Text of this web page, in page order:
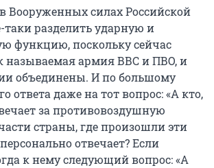
Вооруженных силах Российской
таки разделить ударную и
функцию, поскольку сейчас
называемая армия ВВС и ПВО, и
объединены. И по большому
ответа даже на тот вопрос: «А кто,
за противовоздушную
страны, где произошли эти
отвечает? Если
к нему следующий вопрос: «А